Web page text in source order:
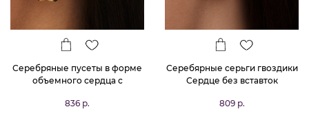
Серебряные пусеты в форме
объемного сердца с
836 р.
Серебярные серьги гвоздики
Сердце без вставток
809 р.